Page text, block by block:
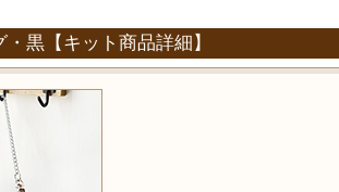
黒【キット商品詳細】